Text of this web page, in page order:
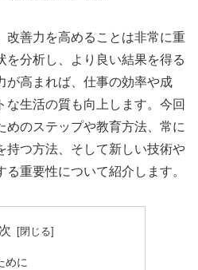
改善力を高めることは非常に重
を分析し、より良い結果を得る
が高まれば、仕事の効率や成
な生活の質も向上します。今回
めのステップや教育方法、常に
持つ方法、そして新しい技術や
重要性について紹介します。
めに